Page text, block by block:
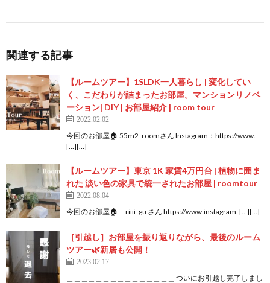
関連する記事
【ルームツアー】1SLDK一人暮らし | 変化してい
く、こだわりが詰まったお部屋。マンションリノベ
ーション| DIY | お部屋紹介 | room tour
2022.02.02
今回のお部屋🏠 55m2_roomさん Instagram：https://www.
[…][…]
【ルームツアー】東京 1K 家賃4万円台 | 植物に囲ま
れた 淡い色の家具で統一されたお部屋 | roomtour
2022.08.04
今回のお部屋🏠 riiii_gu さん https://www.instagram. […][…]
［引越し］お部屋を振り返りながら、最後のルーム
ツアー🌿新居も公開！
2023.02.17
＿＿＿＿＿＿＿＿＿＿＿＿＿＿＿ ついにお引越し完了しまし